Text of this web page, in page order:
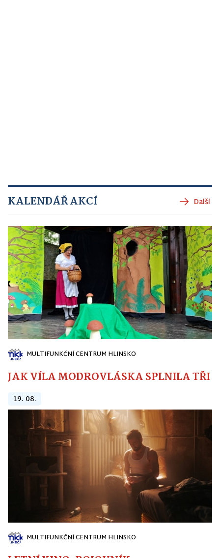
KALENDÁŘ AKCÍ Další
MULTIFUNKČNÍ CENTRUM HLINSKO
JAK VÍLA MODROVLÁSKA SPLNILA
19. 08.
MULTIFUNKČNÍ CENTRUM HLINSKO